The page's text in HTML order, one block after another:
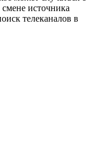
источника
телеканалов в